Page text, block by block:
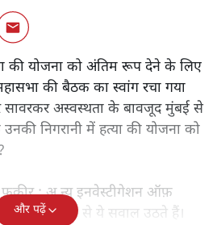
की योजना को अंतिम रूप देने के लिए
की बैठक का स्वांग रचा गया
सावरकर अस्वस्थता के बावजूद मुंबई से
निगरानी में हत्या की योजना को
फ़कीर : अ न्यू इनवेस्टीगेशन ऑफ़
नामक किताब से ये सवाल उठते हैं।
और पढ़ें